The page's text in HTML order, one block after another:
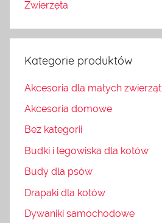
Zwierzęta
Kategorie produktów
Akcesoria dla małych zwierząt
Akcesoria domowe
Bez kategorii
Budki i legowiska dla kotów
Budy dla psów
Drapaki dla kotów
Dywaniki samochodowe